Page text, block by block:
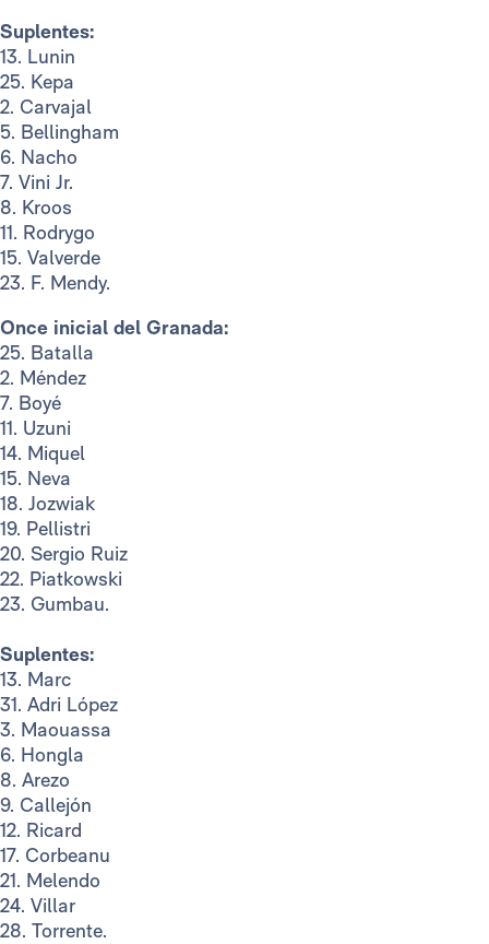
Suplentes:
13. Lunin
25. Kepa
2. Carvajal
5. Bellingham
6. Nacho
7. Vini Jr.
8. Kroos
11. Rodrygo
15. Valverde
23. F. Mendy.
Once inicial del Granada:
25. Batalla
2. Méndez
7. Boyé
11. Uzuni
14. Miquel
15. Neva
18. Jozwiak
19. Pellistri
20. Sergio Ruiz
22. Piatkowski
23. Gumbau.
Suplentes:
13. Marc
31. Adri López
3. Maouassa
6. Hongla
8. Arezo
9. Callejón
12. Ricard
17. Corbeanu
21. Melendo
24. Villar
28. Torrente.